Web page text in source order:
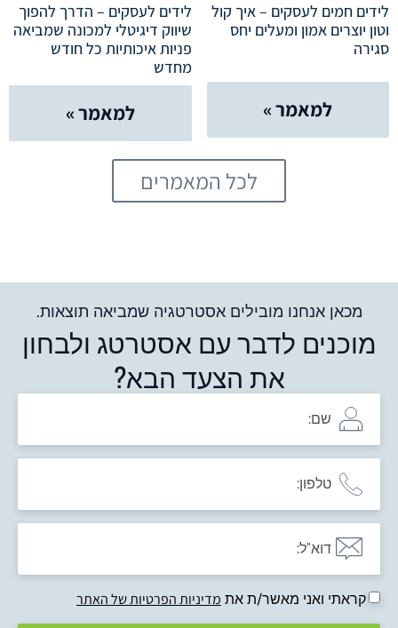
לידים חמים לעסקים – איך קול
וטון יוצרים אמון ומעלים יחס
סגירה
למאמר »
לידים לעסקים – הדרך להפוך
שיווק דיגיטלי למכונה שמביאה
פניות איכותיות כל חודש
מחדש
למאמר »
לכל המאמרים
מכאן אנחנו מובילים אסטרטגיה שמביאה תוצאות.
מוכנים לדבר עם אסטרטג ולבחון
את הצעד הבא?
קראתי ואני מאשר/ת את מדיניות הפרטיות של האתר